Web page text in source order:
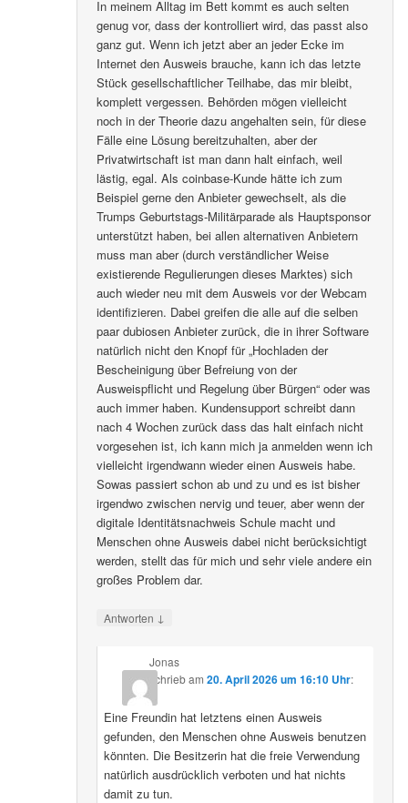
In meinem Alltag im Bett kommt es auch selten
genug vor, dass der kontrolliert wird, das passt also
ganz gut. Wenn ich jetzt aber an jeder Ecke im
Internet den Ausweis brauche, kann ich das letzte
Stück gesellschaftlicher Teilhabe, das mir bleibt,
komplett vergessen. Behörden mögen vielleicht
noch in der Theorie dazu angehalten sein, für diese
Fälle eine Lösung bereitzuhalten, aber der
Privatwirtschaft ist man dann halt einfach, weil
lästig, egal. Als coinbase-Kunde hätte ich zum
Beispiel gerne den Anbieter gewechselt, als die
Trumps Geburtstags-Militärparade als Hauptsponsor
unterstützt haben, bei allen alternativen Anbietern
muss man aber (durch verständlicher Weise
existierende Regulierungen dieses Marktes) sich
auch wieder neu mit dem Ausweis vor der Webcam
identifizieren. Dabei greifen die alle auf die selben
paar dubiosen Anbieter zurück, die in ihrer Software
natürlich nicht den Knopf für „Hochladen der
Bescheinigung über Befreiung von der
Ausweispflicht und Regelung über Bürgen“ oder was
auch immer haben. Kundensupport schreibt dann
nach 4 Wochen zurück dass das halt einfach nicht
vorgesehen ist, ich kann mich ja anmelden wenn ich
vielleicht irgendwann wieder einen Ausweis habe.
Sowas passiert schon ab und zu und es ist bisher
irgendwo zwischen nervig und teuer, aber wenn der
digitale Identitätsnachweis Schule macht und
Menschen ohne Ausweis dabei nicht berücksichtigt
werden, stellt das für mich und sehr viele andere ein
großes Problem dar.
Antworten ↓
Jonas
schriebam 20. April 2026 um 16:10 Uhr:
Eine Freundin hat letztens einen Ausweis
gefunden, den Menschen ohne Ausweis benutzen
könnten. Die Besitzerin hat die freie Verwendung
natürlich ausdrücklich verboten und hat nichts
damit zu tun.